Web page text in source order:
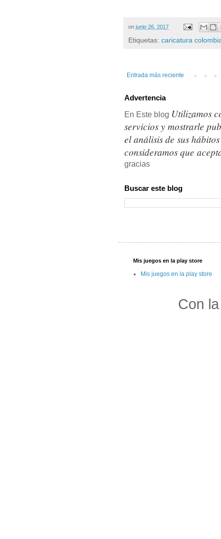
on junio 26, 2017
Etiquetas: caricatura
Entrada más reciente
Advertencia
En Este blog Utilizamos
servicios y mostrarle
el análisis de sus
consideramos que
gracias
Buscar este blog
Mis juegos en la play store
Mis juegos en la play store
Con